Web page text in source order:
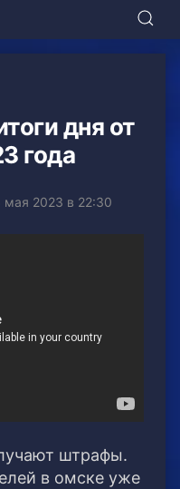
дня от
года
мая 2023 в 22:30
штрафы.
в омске уже